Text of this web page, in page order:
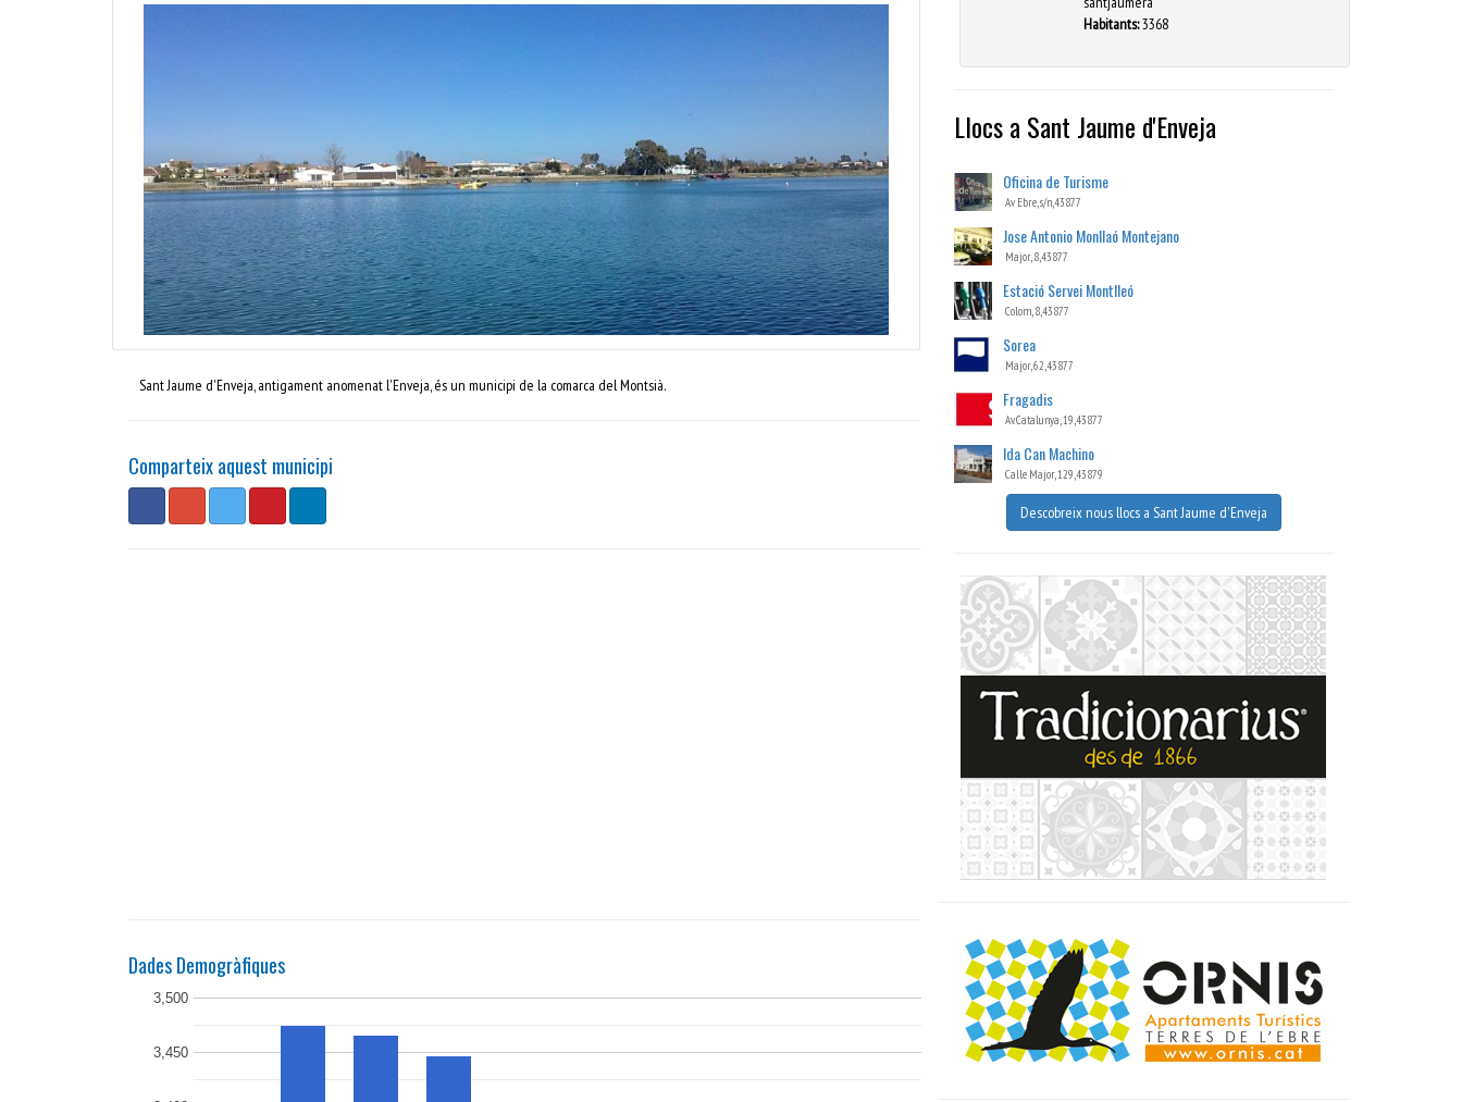
Sant Jaume d'Enveja, antigament anomenat l'Enveja, és un municipi de la comarca del Montsià.
Comparteix aquest municipi
Dades Demogràfiques
3,450
3,500
Habitants:3368
Llocsa Sant Jaume d'Enveja
Oficina de Turisme
Av Ebre, s/n,43877
Jose Antonio Monllaó Montejano
Major, 8,43877
Estació Servei Montlleó
Colom, 8,43877
Sorea
Major, 62,43877
Fragadis
Av. Catalunya, 19,43877
Ida Can Machino
Calle Major, 129,43879
Descobreix nous llocs a Sant Jaume d'Enveja